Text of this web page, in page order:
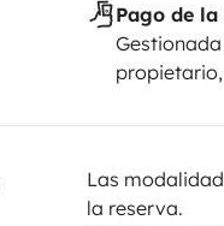
Pago de
Las
la reserva.